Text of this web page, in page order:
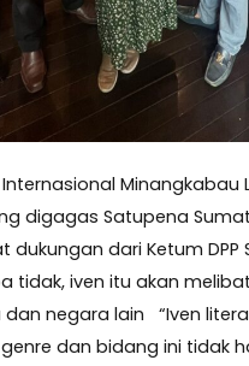
Internasional Minangkabau
digagas Satupena
dukungan dari Ketum DPP
tidak, iven itu akan
dan negara lain “Iven
dan bidang ini tidak